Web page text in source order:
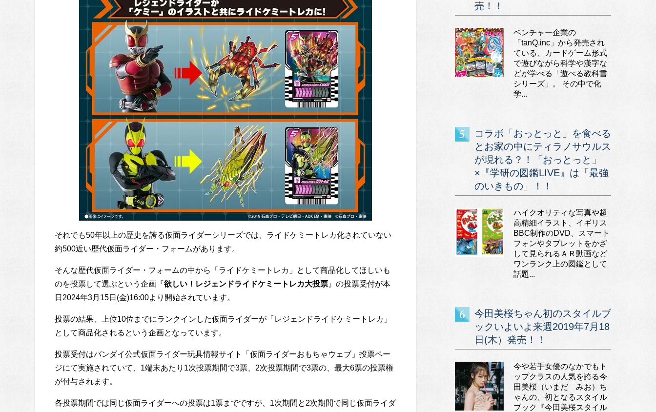
それでも50年以上の歴史を誇る仮面ライダーシリーズでは、ライドケミートレカ化されていない
約500近い歴代仮面ライダー・フォームがあります。
そんな歴代仮面ライダー・フォームの中から「ライドケミートレカ」として商品化してほしいも
のを投票して選ぶという企画『欲しい！レジェンドライドケミートレカ大投票 』の投票受付が本
日2024年3月15日(金)16:00より開始されています。
投票の結果、上位10位までにランクインした仮面ライダーが「レジェンドライドケミートレカ」
として商品化されるという企画となっています。
投票受付はバンダイ公式仮面ライダー玩具情報サイト「仮面ライダーおもちゃウェブ」投票ペー
ジにて実施されていて、1端末あたり1次投票期間で3票、2次投票期間で3票の、最大6票の投票権
が付与されます。
各投票期間では同じ仮面ライダーへの投票は1票までですが、1次期間と2次期間で同じ仮面ライダ
売！！
ベンチャー企業の
「tanQ.inc」から発売され
ている、カードゲーム形式
で遊びながら科学や漢字な
どが学べる「遊べる教科書
シリーズ」。 その中で化
学...
コラボ「おっとっと」を食べる
とお家の中にティラノサウルス
が現れる？！「おっとっと」
×『学研の図鑑LIVE』は「最強
のいきもの」！！
ハイクオリティな写真や超
高精細イラスト、イギリス
BBC制作のDVD、スマート
フォンやタブレットをかざ
して見られるＡＲ動画など
ワンランク上の図鑑として
話題...
今田美桜ちゃん初のスタイルブ
ックいよいよ来週2019年7月18
日(木）発売！！
今や若手女優のなかでもト
ップクラスの人気を誇る今
田美桜（いまだ みお）ち
ゃんの、初となるスタイル
ブック『今田美桜スタイル